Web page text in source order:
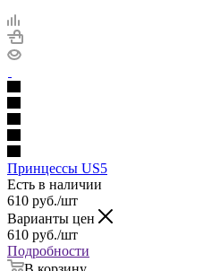
Принцессы US5
Есть в наличии
610 руб./шт
Варианты цен
610 руб./шт
Подробности